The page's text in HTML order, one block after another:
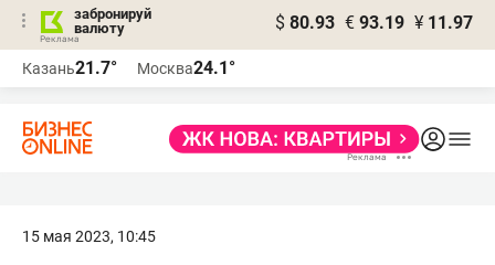
забронируй
валюту
$ 80.93 € 93.19 ¥ 11.97
Казань21.7° Москва24.1°
15 мая 2023, 10:45